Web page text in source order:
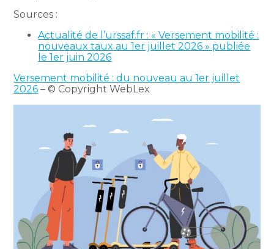
Sources :
Actualité de l’urssaf.fr : « Versement mobilité :
nouveaux taux au 1er juillet 2026 » publiée
le 1er juin 2026
Versement mobilité : du nouveau au 1er juillet
2026 – © Copyright WebLex